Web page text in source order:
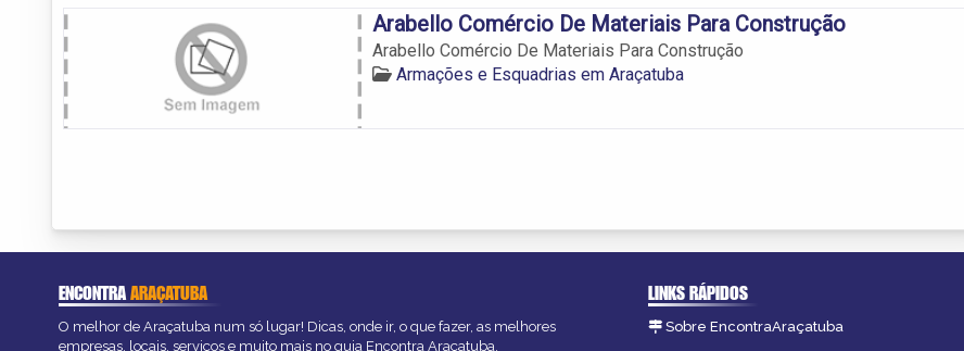
Arabello Comércio De Materiais Para Construção
Arabello Comércio De Materiais Para Construção
Armações e Esquadrias em Araçatuba
ENCONTRAARAÇATUBA
O melhor de Araçatuba num só lugar! Dicas, onde ir, o que fazer, as melhores
empresas, locais, serviços e muito mais no guia Encontra Araçatuba.
LINKS RÁPIDOS
Sobre EncontraAraçatuba